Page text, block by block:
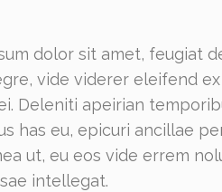
dolor sit amet, feugiat
vide viderer eleifend
Deleniti apeirian
has eu, epicuri ancillae
ut, eu eos vide errem
intellegat.